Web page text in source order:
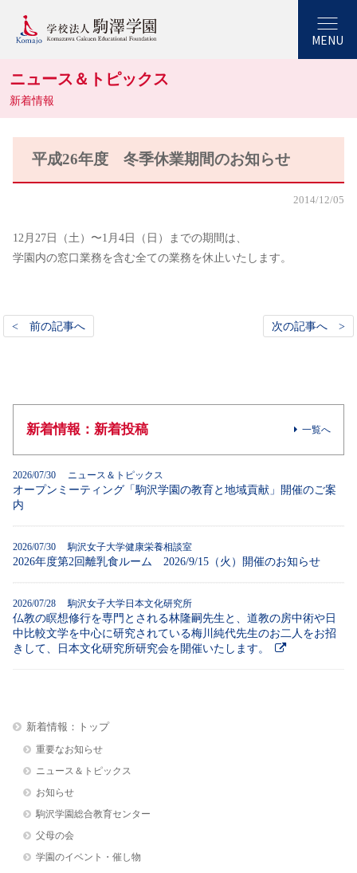
MENU
ニュース＆トピックス
新着情報
平成26年度 冬季休業期間のお知らせ
2014/12/05
12月27日（土）〜1月4日（日）までの期間は、
学園内の窓口業務を含む全ての業務を休止いたします。
< 前の記事へ 次の記事へ >
新着情報：新着投稿 一覧へ
2026/07/30 ニュース＆トピックス
オープンミーティング「駒沢学園の教育と地域貢献」開催のご案
内
2026/07/30 駒沢女子大学健康栄養相談室
2026年度第2回離乳食ルーム 2026/9/15（火）開催のお知らせ
2026/07/28 駒沢女子大学日本文化研究所
仏教の瞑想修行を専門とされる林隆嗣先生と、道教の房中術や日
中比較文学を中心に研究されている梅川純代先生のお二人をお招
きして、日本文化研究所研究会を開催いたします。
新着情報：トップ
重要なお知らせ
ニュース＆トピックス
お知らせ
駒沢学園総合教育センター
父母の会
学園のイベント・催し物